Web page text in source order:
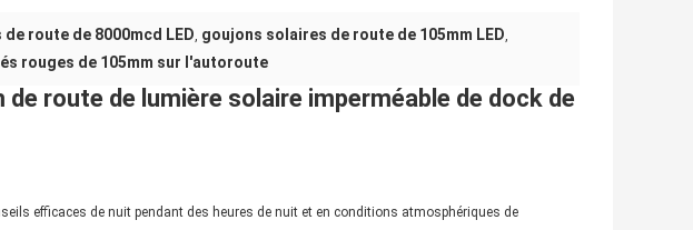
route de 8000mcd LED, goujons solaires de route de 105mm LED,
rouges de 105mm sur l'autoroute
de route de lumière solaire imperméable de dock de
efficaces de nuit pendant des heures de nuit et en conditions atmosphériques de